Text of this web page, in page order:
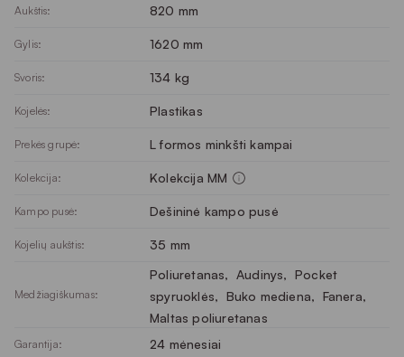
Aukštis: 820 mm
Gylis: 1620 mm
Svoris: 134 kg
Kojelės: Plastikas
Prekės grupė: L formos minkšti kampai
Kolekcija: Kolekcija MM
Kampo pusė: Dešininė kampo pusė
Kojelių aukštis: 35 mm
Medžiagiškumas:
Poliuretanas, Audinys, Pocket
spyruoklės, Buko mediena, Fanera,
Maltas poliuretanas
Garantija: 24 mėnesiai